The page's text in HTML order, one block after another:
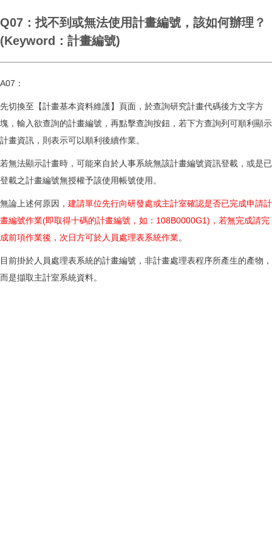
Q07：找不到或無法使用計畫編號，該如何辦理？
(Keyword：計畫編號)
A07：
先切換至【計畫基本資料維護】頁面，於查詢研究計畫代碼後方文字方
塊，輸入欲查詢的計畫編號，再點擊查詢按鈕，若下方查詢列可順利顯示
計畫資訊，則表示可以順利後續作業。
若無法顯示計畫時，可能來自於人事系統無該計畫編號資訊登載，或是已
登載之計畫編號無授權予該使用帳號使用。
無論上述何原因， 建請單位先行向研發處或主計室確認是否已完成申請計
畫編號作業(即取得十碼的計畫編號，如：108B0000G1)，若無完成請完
成前項作業後，次日方可於人員處理表系統作業。
目前掛於人員處理表系統的計畫編號，非計畫處理表程序所產生的產物，
而是擷取主計室系統資料。